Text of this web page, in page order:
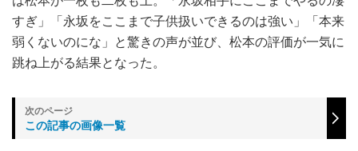
すぎ」「永坂をここまで子供扱いできるのは強い」「本来
弱くないのにな」と驚きの声が並び、松本の評価が一気に
跳ね上がる結果となった。
この記事の画像一覧